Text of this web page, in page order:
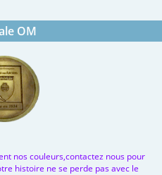
OM
nos couleurs,contactez nous pour
histoire ne se perde pas avec le